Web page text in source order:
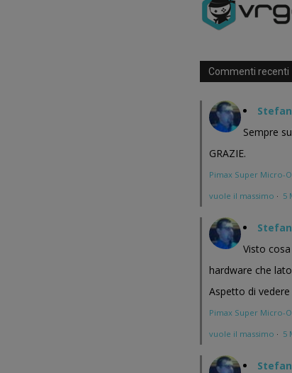
Commenti recenti
Sempre
GRAZIE.
Pimax Super Micro-
vuole il massimo · 5
Visto
hardware che
Aspetto di
Pimax Super Micro-
vuole il massimo · 5